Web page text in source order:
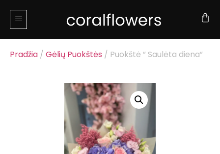
Pradžia / Gėlių Puokštės / Puokštė ” Saulėta diena”